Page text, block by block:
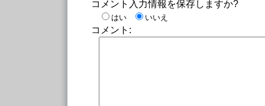
コメント入力情報を保存しますか?
はい いいえ
コメント: